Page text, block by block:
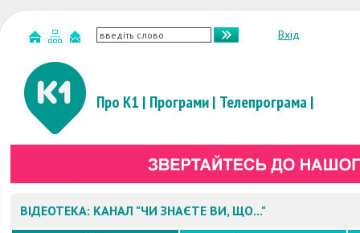
Вхід
Про К1 | Програми| Телепрограма|
ВІДЕОТЕКА: КАНАЛ "ЧИ ЗНАЄТЕ ВИ, ЩО..."